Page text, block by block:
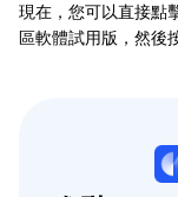
現在，您可以直接點
區軟體試用版，然後